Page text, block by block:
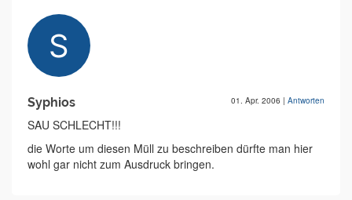
Syphios 01. Apr. 2006 | Antworten
SAU SCHLECHT!!!
die Worte um diesen Müll zu beschreiben dürfte man hier
wohl gar nicht zum Ausdruck bringen.